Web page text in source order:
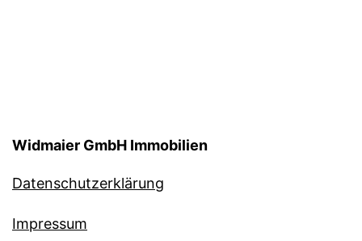
Widmaier GmbH Immobilien
Datenschutzerklärung
Impressum